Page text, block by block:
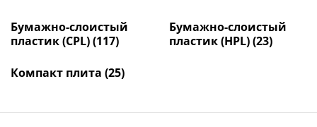
Бумажно-слоистый
пластик (CPL)(117)
Бумажно-слоистый
пластик (HPL)(23)
Компакт плита (25)